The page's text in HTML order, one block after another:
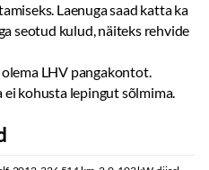
Laenuga saad katta ka
seotud kulud, näiteks rehvide
LHV pangakontot.
ei kohusta lepingut sõlmima.